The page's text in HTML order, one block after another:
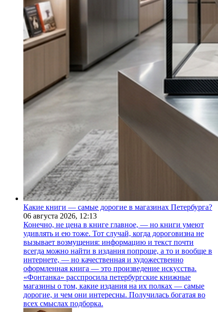
Какие книги — самые дорогие в магазинах Петербурга?
06 августа 2026, 12:13
Конечно, не цена в книге главное, — но книги умеют
удивлять и ею тоже. Тот случай, когда дороговизна не
вызывает возмущения: информацию и текст почти
всегда можно найти в издания попроще, а то и вообще в
интернете, — но качественная и художественно
оформленная книга — это произведение искусства.
«Фонтанка» расспросила петербургские книжные
магазины о том, какие издания на их полках — самые
дорогие, и чем они интересны. Получилась богатая во
всех смыслах подборка.